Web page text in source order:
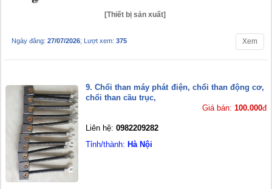
[Thiết bị sản xuất]
Ngày đăng: 27/07/2026; Lượt xem: 375 Xem
9. Chổi than máy phát điện, chổi than động cơ,
chổi than cầu trục,
Giá bán: 100.000đ
Liên hệ: 0982209282
Tỉnh/thành: Hà Nội